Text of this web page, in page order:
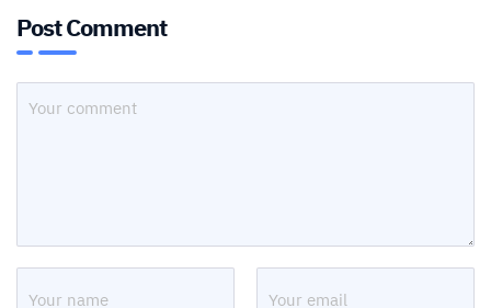
Post Comment